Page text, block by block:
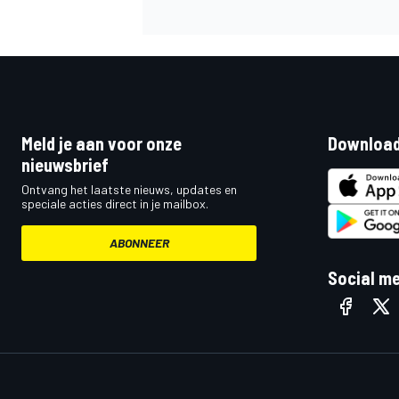
Meld je aan voor onze
nieuwsbrief
Ontvang het laatste nieuws, updates en
speciale acties direct in je mailbox.
ABONNEER
Social